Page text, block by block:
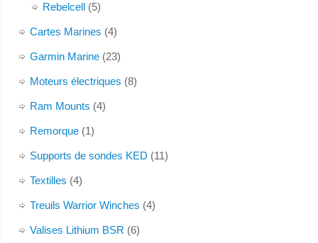
Rebelcell (5)
Cartes Marines (4)
Garmin Marine (23)
Moteurs électriques (8)
Ram Mounts (4)
Remorque (1)
Supports de sondes KED (11)
Textilles (4)
Treuils Warrior Winches (4)
Valises Lithium BSR (6)